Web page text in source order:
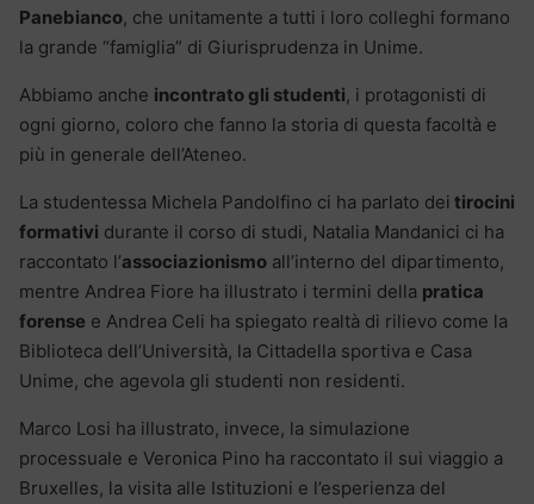
Panebianco, che unitamente a tutti i loro colleghi formano
la grande “famiglia” di Giurisprudenza in Unime.
Abbiamo anche incontrato gli studenti, i protagonisti di
ogni giorno, coloro che fanno la storia di questa facoltà e
più in generale dell’Ateneo.
La studentessa Michela Pandolfino ci ha parlato dei tirocini
formativi durante il corso di studi, Natalia Mandanici ci ha
raccontato l’associazionismo all’interno del dipartimento,
mentre Andrea Fiore ha illustrato i termini della pratica
forense e Andrea Celi ha spiegato realtà di rilievo come la
Biblioteca dell’Università, la Cittadella sportiva e Casa
Unime, che agevola gli studenti non residenti.
Marco Losi ha illustrato, invece, la simulazione
processuale e Veronica Pino ha raccontato il sui viaggio a
Bruxelles, la visita alle Istituzioni e l’esperienza del